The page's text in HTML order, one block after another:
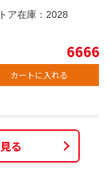
ア在庫： 2028
6666
カートに入れる
る